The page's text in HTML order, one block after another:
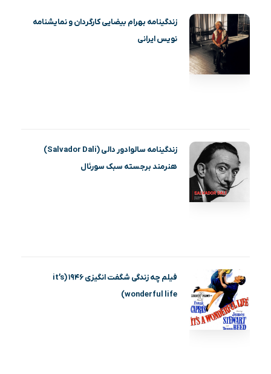
زندگینامه بهرام بیضایی کارگردان و نمایشنامه
نویس ایرانی
زندگینامه سالوادور دالی (Salvador Dali)
هنرمند برجسته سبک سورئال
فیلم چه زندگی شگفت انگیزی ۱۹۴۶ (it’s
wonderful life)